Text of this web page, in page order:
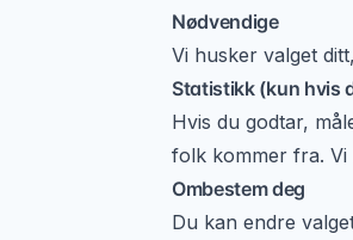
Nødvendige
Vi husker valget
Statistikk (kun hvis
Hvis du godtar,
folk kommer fra. Vi
Ombestem deg
Du kan endre